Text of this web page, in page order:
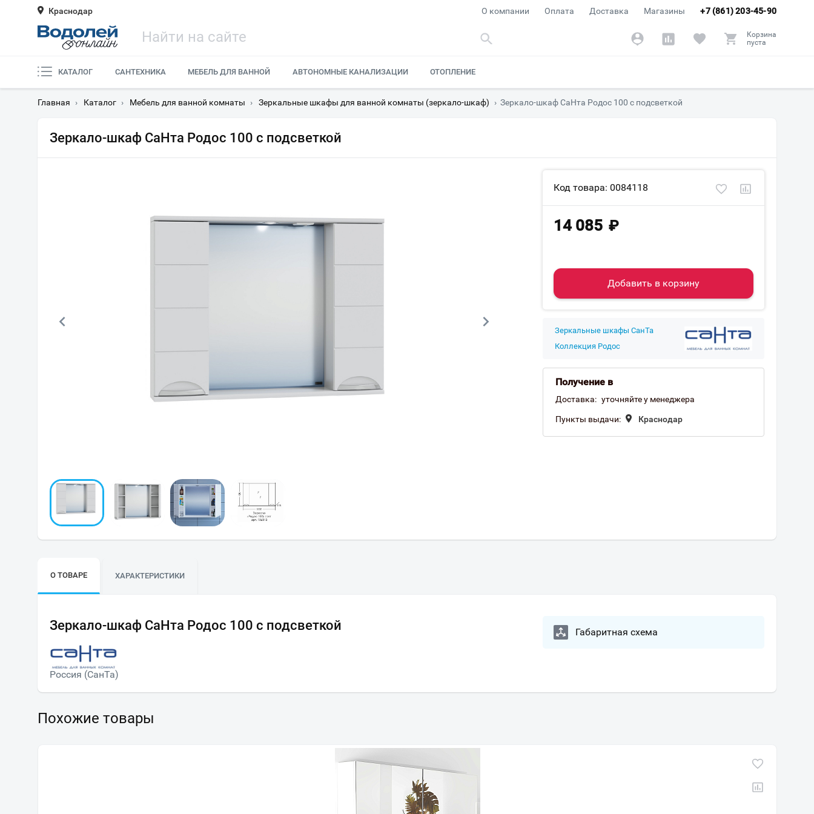
Краснодар +7 (861) 203-45-90
О компании Оплата Доставка Магазины
Корзина
пуста
КАТАЛОГ САНТЕХНИКА МЕБЕЛЬ ДЛЯ ВАННОЙ АВТОНОМНЫЕ КАНАЛИЗАЦИИ ОТОПЛЕНИЕ
Главная › Каталог › Мебель для ванной комнаты › Зеркальные шкафы для ванной комнаты (зеркало-шкаф) › Зеркало-шкаф СаНта Родос 100 с подсветкой
Зеркало-шкаф СаНта Родос 100 с подсветкой
Код товара: 0084118
14 085 ₽
Добавить в корзину
Зеркальные шкафы СанТа
Коллекция Родос
Получение в
Доставка: уточняйте у менеджера
Пункты выдачи: Краснодар
О ТОВАРЕ ХАРАКТЕРИСТИКИ
Зеркало-шкаф СаНта Родос 100 с подсветкой
Россия (СанТа)
Габаритная схема
Похожие товары